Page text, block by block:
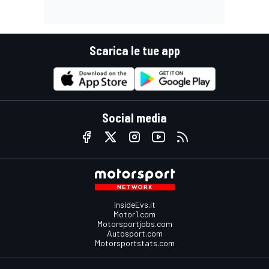
Scarica le tue app
Social media
InsideEvs.it
Motor1.com
Motorsportjobs.com
Autosport.com
Motorsportstats.com